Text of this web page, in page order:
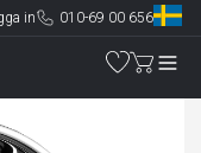
in 010-69 00 656